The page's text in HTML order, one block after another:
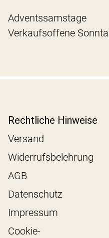
Adventssamstage
Verkaufsoffene
Rechtliche Hinweise
Versand
Widerrufsbelehrung
AGB
Datenschutz
Impressum
Cookie-